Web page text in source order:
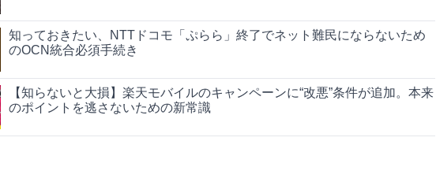
知っておきたい、NTTドコモ「ぷらら」終了でネット難民にならないため
のOCN統合必須手続き
【知らないと大損】楽天モバイルのキャンペーンに“改悪”条件が追加。本来
のポイントを逃さないための新常識